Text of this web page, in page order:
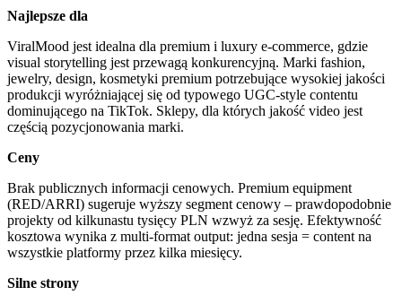
Najlepsze dla
ViralMood jest idealna dla premium i luxury e-commerce, gdzie
visual storytelling jest przewagą konkurencyjną. Marki fashion,
jewelry, design, kosmetyki premium potrzebujące wysokiej jakości
produkcji wyróżniającej się od typowego UGC-style contentu
dominującego na TikTok. Sklepy, dla których jakość video jest
częścią pozycjonowania marki.
Ceny
Brak publicznych informacji cenowych. Premium equipment
(RED/ARRI) sugeruje wyższy segment cenowy – prawdopodobnie
projekty od kilkunastu tysięcy PLN wzwyż za sesję. Efektywność
kosztowa wynika z multi-format output: jedna sesja = content na
wszystkie platformy przez kilka miesięcy.
Silne strony